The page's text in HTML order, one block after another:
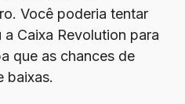
Você poderia tentar
Caixa Revolution para
que as chances de
baixas.